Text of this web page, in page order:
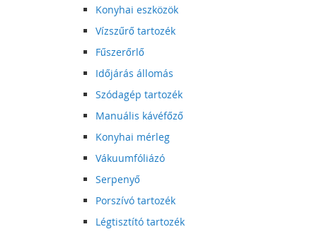
Konyhai eszközök
Vízszűrő tartozék
Fűszerőrlő
Időjárás állomás
Szódagép tartozék
Manuális kávéfőző
Konyhai mérleg
Vákuumfóliázó
Serpenyő
Porszívó tartozék
Légtisztító tartozék